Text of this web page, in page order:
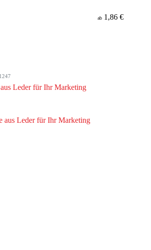
ab 1,86 €
aus Leder für Ihr Marketing